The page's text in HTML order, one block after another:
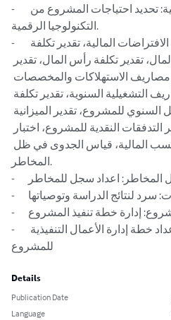
-	دراسة التكنولوجيا الرقمية: تحديد احتياجات المشروع من
التكنولوجيا الرقمية.
-	الدراسة المالية: تحديد الافتراضات المالية، تقدير تكلفة
تقدير تكلفة رأس المال، تقدير
مصاريف الاستهلاكات والمخصصات
التشغيلية السنوية، تقدير تكلفة
السنوي للمشروع، تقدير الميزانية
النقدية للمشروع، اختبار
المالية، قياس الجدوى في ظل
المخاطر.
-	تحليل المخاطر: اعداد سجل للمخاطر.
-	الاستنتاجات والتوصيات: سرد لنتائج الدراسة وتوصياتها.
-	التخطيط لتنفيذ المشروع: إدارة خطة تنفيذ المشروع
-	الخطة التجارية للمشروع: اعداد خطة إدارة الأعمال التنفيذية
للمشروع
Details
Publication Date
Language